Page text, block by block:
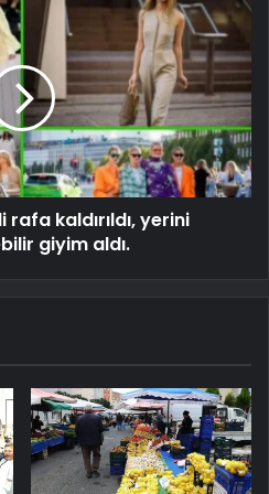
rafa kaldırıldı, yerini
giyim aldı.